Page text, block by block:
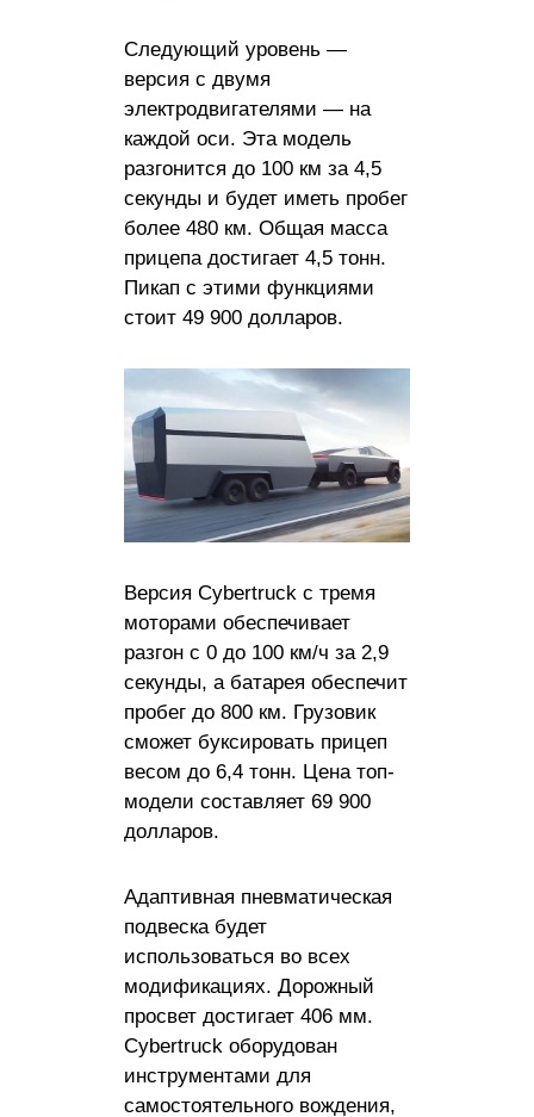
Следующий уровень —
версия с двумя
электродвигателями — на
каждой оси. Эта модель
разгонится до 100 км за 4,5
секунды и будет иметь пробег
более 480 км. Общая масса
прицепа достигает 4,5 тонн.
Пикап с этими функциями
стоит 49 900 долларов.
Версия Cybertruck с тремя
моторами обеспечивает
разгон с 0 до 100 км/ч за 2,9
секунды, а батарея обеспечит
пробег до 800 км. Грузовик
сможет буксировать прицеп
весом до 6,4 тонн. Цена топ-
модели составляет 69 900
долларов.
Адаптивная пневматическая
подвеска будет
использоваться во всех
модификациях. Дорожный
просвет достигает 406 мм.
Cybertruck оборудован
инструментами для
самостоятельного вождения,